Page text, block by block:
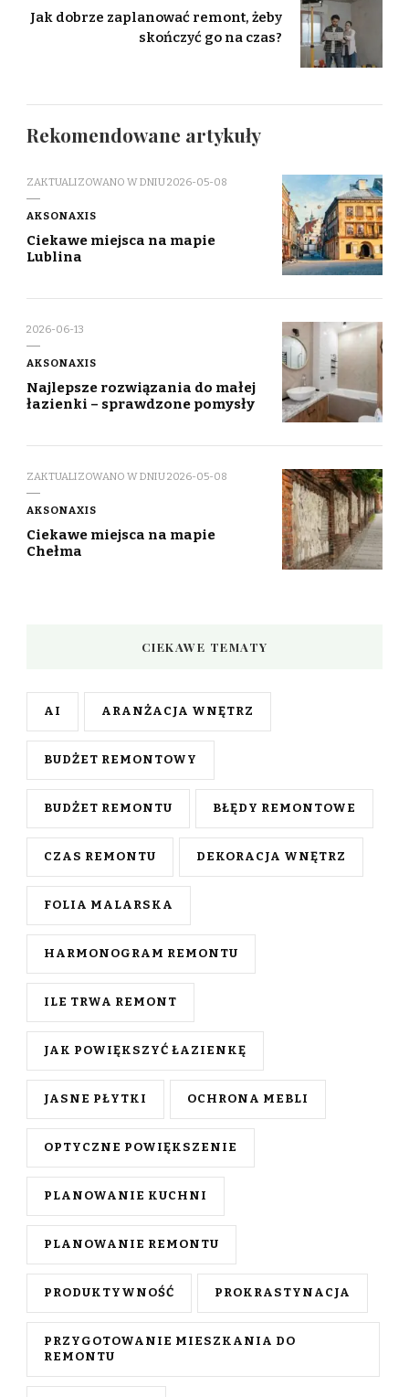
Jak dobrze zaplanować remont, żeby
skończyć go na czas?
Rekomendowane artykuły
ZAKTUALIZOWANO W DNIU2026-05-08
AKSONAXIS
Ciekawe miejsca na mapie
Lublina
2026-06-13
AKSONAXIS
Najlepsze rozwiązania do małej
łazienki – sprawdzone pomysły
ZAKTUALIZOWANO W DNIU2026-05-08
AKSONAXIS
Ciekawe miejsca na mapie
Chełma
CIEKAWE TEMATY
AI ARANŻACJA WNĘTRZ
BUDŻET REMONTOWY
BUDŻET REMONTU BŁĘDY REMONTOWE
CZAS REMONTU DEKORACJA WNĘTRZ
FOLIA MALARSKA
HARMONOGRAM REMONTU
ILE TRWA REMONT
JAK POWIĘKSZYĆ ŁAZIENKĘ
JASNE PŁYTKI OCHRONA MEBLI
OPTYCZNE POWIĘKSZENIE
PLANOWANIE KUCHNI
PLANOWANIE REMONTU
PRODUKTYWNOŚĆ PROKRASTYNACJA
PRZYGOTOWANIE MIESZKANIA DO
REMONTU